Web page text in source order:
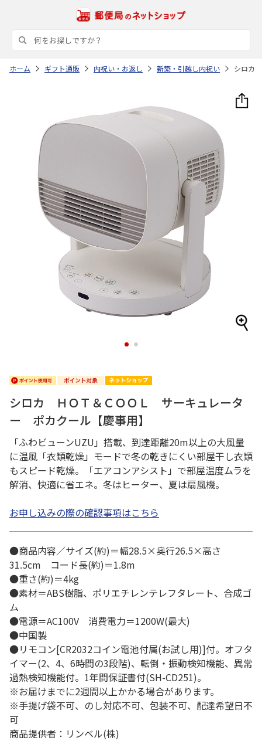
ホーム ギフト通販 内祝い・お返し 新築・引越し内祝い シロカ
1 2
シロカ ＨＯＴ＆ＣＯＯＬ サーキュレータ
ー ポカクール【慶事用】
「ふわビューンUZU」搭載、到達距離20m以上の大風量
に温風「衣類乾燥」モードで冬の乾きにくい部屋干し衣類
もスピード乾燥。「エアコンアシスト」で部屋温度ムラを
解消、快適に省エネ。冬はヒーター、夏は扇風機。
お申し込みの際の確認事項はこちら
●商品内容／サイズ(約)＝幅28.5×奥行26.5×高さ
31.5cm コード長(約)＝1.8m
●重さ(約)＝4kg
●素材＝ABS樹脂、ポリエチレンテレフタレート、合成ゴ
ム
●電源＝AC100V 消費電力＝1200W(最大)
●中国製
●リモコン[CR2032コイン電池付属(お試し用)]付。オフタ
イマー(2、4、6時間の3段階)、転倒・振動検知機能、異常
過熱検知機能付。1年間保証書付(SH-CD251)。
※お届けまでに2週間以上かかる場合があります。
※手提げ袋不可、のし対応不可、包装不可、配達希望日不
可
商品提供者：リンベル(株)